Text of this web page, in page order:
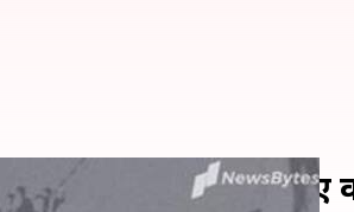
हुआ एक साल, जानिए